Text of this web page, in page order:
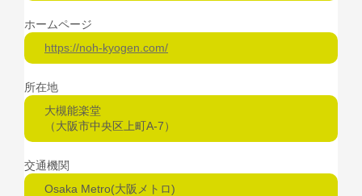
ホームページ
https://noh-kyogen.com/
所在地
大槻能楽堂
（大阪市中央区上町A-7）
交通機関
Osaka Metro(大阪メトロ)